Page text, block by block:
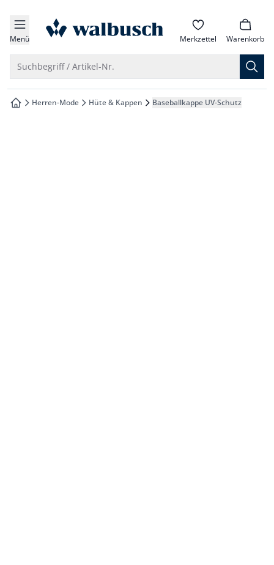
springen
springen
springen
springen
Menü zur Startseite Merkzettel Warenkorb
Suchbegriff / Artikel-Nr.
zur Startseite
Herren-Mode Hüte & Kappen Baseballkappe UV-Schutz